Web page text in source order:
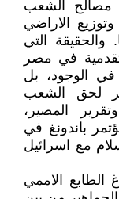
مصالح الشعب
الاراضي
والحقيقة التي
في مصر
الوجود، بل
لحق الشعب
المصير،
باندونغ في
مع اسرائيل
الطابع الاممي